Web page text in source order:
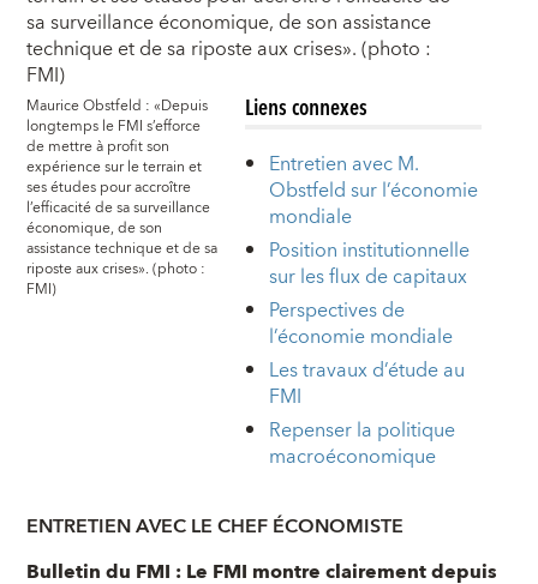
Maurice Obstfeld : «Depuis
longtemps le FMI s’efforce
de mettre à profit son
expérience sur le terrain et
ses études pour accroître
l’efficacité de sa surveillance
économique, de son
assistance technique et de sa
riposte aux crises». (photo :
FMI)
Liens connexes
Entretien avec M.
Obstfeld sur l’économie
mondiale
Position institutionnelle
sur les flux de capitaux
Perspectives de
l’économie mondiale
Les travaux d’étude au
FMI
Repenser la politique
macroéconomique
ENTRETIEN AVEC LE CHEF ÉCONOMISTE
Bulletin du FMI : Le FMI montre clairement depuis